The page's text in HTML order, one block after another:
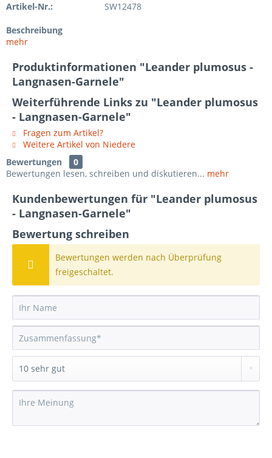
Artikel-Nr.:
SW12478
Beschreibung
mehr
Produktinformationen "Leander plumosus -
Langnasen-Garnele"
Weiterführende Links zu "Leander plumosus
- Langnasen-Garnele"
Fragen zum Artikel?
Weitere Artikel von Niedere
Bewertungen
0
Bewertungen lesen, schreiben und diskutieren... mehr
Kundenbewertungen für "Leander plumosus
- Langnasen-Garnele"
Bewertung schreiben
Bewertungen werden nach Überprüfung
freigeschaltet.